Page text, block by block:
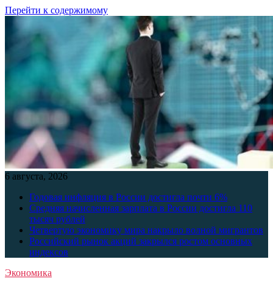
Перейти к содержимому
6 августа, 2026
Годовая инфляция в России достигла почти 6%
Средняя начисленная зарплата в России достигла 110
тысяч рублей
Четвертую экономику мира накрыло волной мигрантов
Российский рынок акций закрылся ростом основных
индексов
Экономика